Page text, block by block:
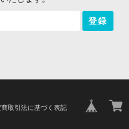
登録
商取引法に基づく表記